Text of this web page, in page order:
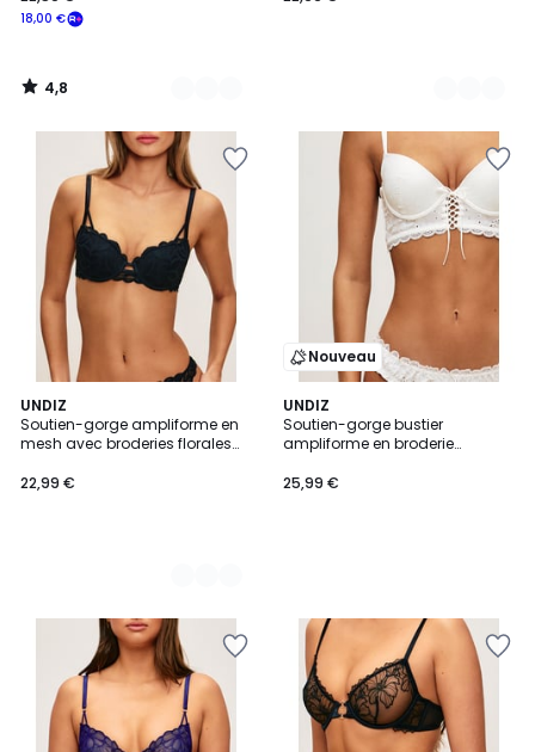
18,00 €
4,8
/
UNDIZ
Soutien-gorge ampliforme en
mesh avec broderies florales
22,99 €
2
Couleurs
Nouveau
UNDIZ
Soutien-gorge bustier
ampliforme en broderie
25,99 €